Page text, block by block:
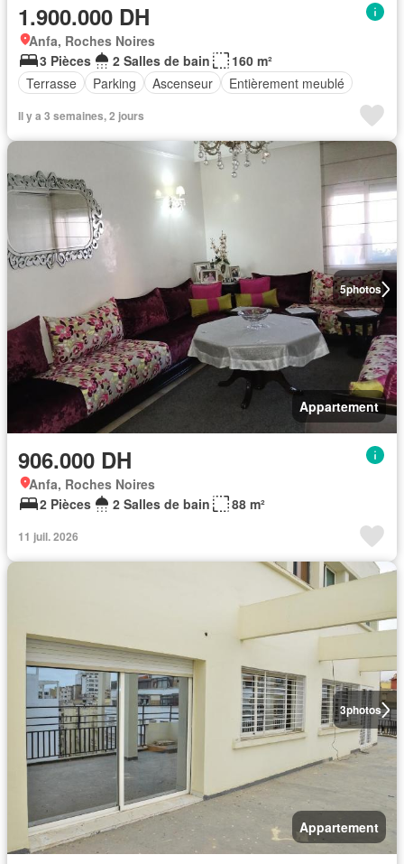
1.900.000 DH
Anfa, Roches Noires
3 Pièces
2 Salles de bain
160 m²
Terrasse
Parking Ascenseur Entièrement meublé
Il y a 3 semaines, 2 jours
5photos
Appartement
906.000 DH
Anfa, Roches Noires
2 Pièces
2 Salles de bain 88 m²
11 juil. 2026
3photos
Appartement